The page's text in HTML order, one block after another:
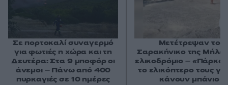
Σε πορτοκαλί συναγερμό
για φωτιές η χώρα και τη
Δευτέρα: Στα 9 μποφόρ οι
άνεμοι – Πάνω από 400
πυρκαγιές σε 10 ημέρες
Μετέτρεψαν το
Σαρακήνικο της
ελικοδρόμιο –
το ελικόπτερο τους
κάνουν μπάνιο